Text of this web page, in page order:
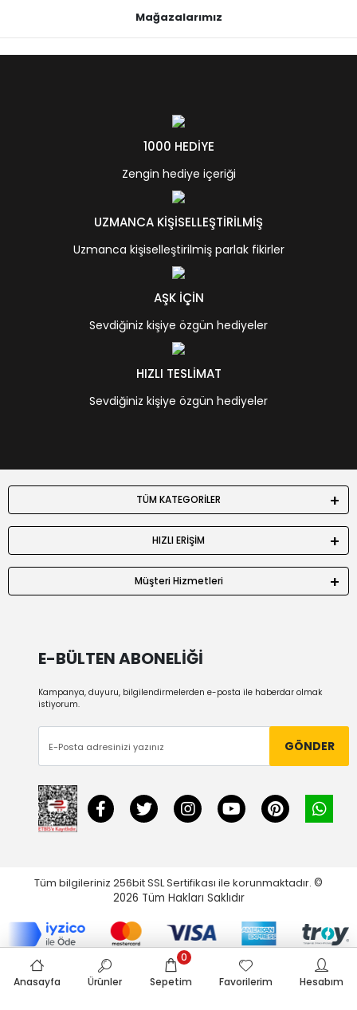
Mağazalarımız
1000 HEDİYE
Zengin hediye içeriği
UZMANCA KİŞİSELLEŞTİRİLMİŞ
Uzmanca kişiselleştirilmiş parlak fikirler
AŞK İÇİN
Sevdiğiniz kişiye özgün hediyeler
HIZLI TESLİMAT
Sevdiğiniz kişiye özgün hediyeler
TÜM KATEGORİLER
HIZLI ERİŞİM
Müşteri Hizmetleri
E-BÜLTEN ABONELİĞİ
Kampanya, duyuru, bilgilendirmelerden e-posta ile haberdar olmak
istiyorum.
GÖNDER
Tüm bilgileriniz 256bit SSL Sertifikası ile korunmaktadır. ©
2026 Tüm Hakları Saklıdır
Anasayfa Ürünler Sepetim
0
Favorilerim
Hesabım